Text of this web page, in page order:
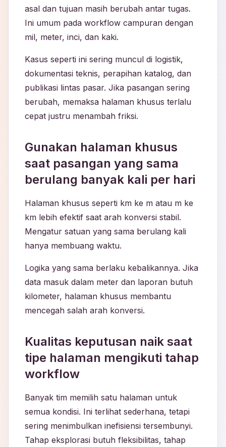
asal dan tujuan masih berubah antar tugas.
Ini umum pada workflow campuran dengan
mil, meter, inci, dan kaki.
Kasus seperti ini sering muncul di logistik,
dokumentasi teknis, perapihan katalog, dan
publikasi lintas pasar. Jika pasangan sering
berubah, memaksa halaman khusus terlalu
cepat justru menambah friksi.
Gunakan halaman khusus
saat pasangan yang sama
berulang banyak kali per hari
Halaman khusus seperti km ke m atau m ke
km lebih efektif saat arah konversi stabil.
Mengatur satuan yang sama berulang kali
hanya membuang waktu.
Logika yang sama berlaku kebalikannya. Jika
data masuk dalam meter dan laporan butuh
kilometer, halaman khusus membantu
mencegah salah arah konversi.
Kualitas keputusan naik saat
tipe halaman mengikuti tahap
workflow
Banyak tim memilih satu halaman untuk
semua kondisi. Ini terlihat sederhana, tetapi
sering menimbulkan inefisiensi tersembunyi.
Tahap eksplorasi butuh fleksibilitas, tahap